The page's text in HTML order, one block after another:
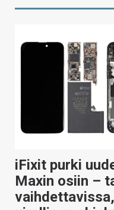
iFixit purki
Maxin osiin –